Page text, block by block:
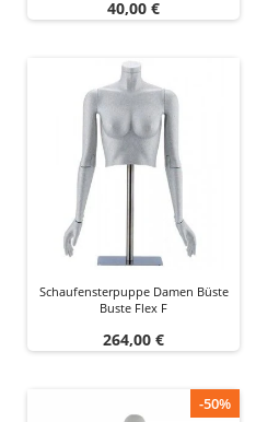
Preis
40,00 €
Schaufensterpuppe Damen Büste
Buste Flex F
Preis
264,00 €
-50%